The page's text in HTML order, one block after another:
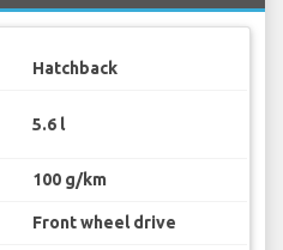
Hatchback
5.6 l
100 g/km
Front wheel drive